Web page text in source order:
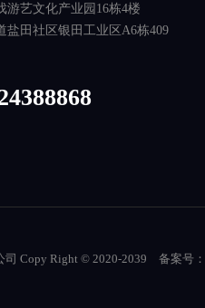
游艺文化产业园16栋4楼
盐田社区银田工业区A6栋409
Copy Right © 2020-2039 备案号：